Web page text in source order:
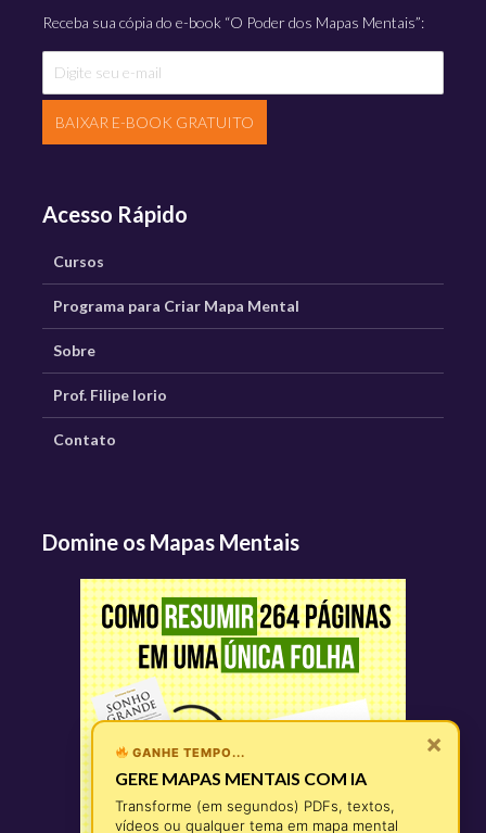
Receba sua cópia do e-book “O Poder dos Mapas Mentais”:
BAIXAR E-BOOK GRATUITO
Acesso Rápido
Cursos
Programa para Criar Mapa Mental
Sobre
Prof. Filipe Iorio
Contato
Domine os Mapas Mentais
×
GANHE TEMPO...
GERE MAPAS MENTAIS COM IA
Transforme (em segundos) PDFs, textos,
vídeos ou qualquer tema em mapa mental